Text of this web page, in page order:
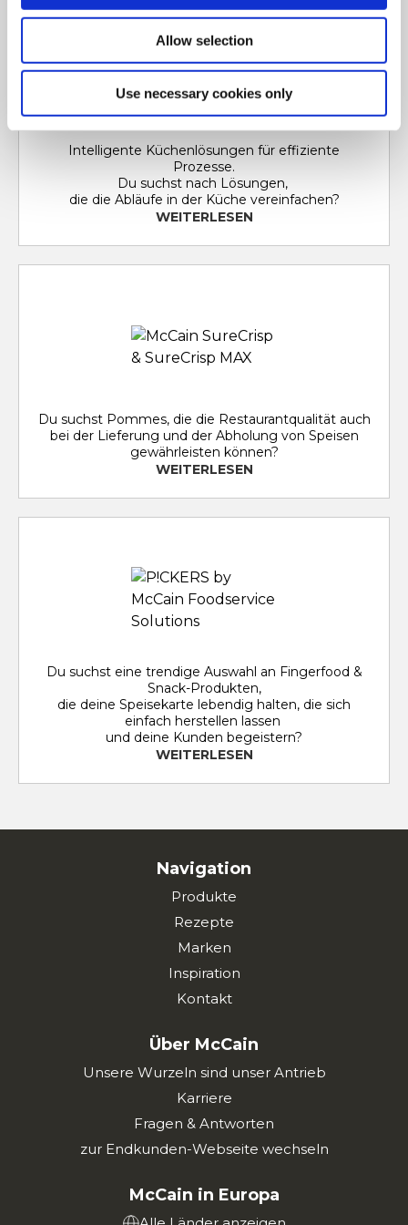
Allow selection
Use necessary cookies only
Intelligente Küchenlösungen für effiziente
Prozesse.
Du suchst nach Lösungen,
die die Abläufe in der Küche vereinfachen?
WEITERLESEN
Du suchst Pommes, die die Restaurantqualität auch
bei der Lieferung und der Abholung von Speisen
gewährleisten können?
WEITERLESEN
Du suchst eine trendige Auswahl an Fingerfood &
Snack-Produkten,
die deine Speisekarte lebendig halten, die sich
einfach herstellen lassen
und deine Kunden begeistern?
WEITERLESEN
Navigation
Produkte
Rezepte
Marken
Inspiration
Kontakt
Über McCain
Unsere Wurzeln sind unser Antrieb
Karriere
Fragen & Antworten
zur Endkunden-Webseite wechseln
McCain in Europa